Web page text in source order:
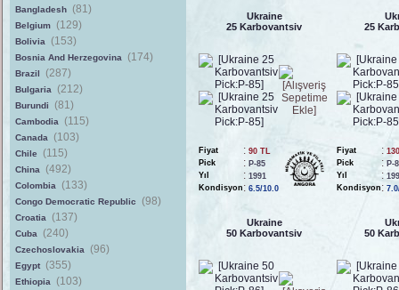
Bangladesh (81)
Belgium (129)
Bolivia (153)
Bosnia And Herzegovina (174)
Brazil (287)
Bulgaria (212)
Burundi (81)
Cambodia (115)
Canada (103)
Chile (115)
China (492)
Colombia (133)
Congo Democratic Republic (98)
Croatia (137)
Cuba (240)
Czechoslovakia (96)
Egypt (355)
Ethiopia (103)
Ukraine
25 Karbovantsiv
Fiyat : 90 TL
Pick
: P-85
Yıl
: 1991
Kondisyon : 6.5/10.0
25
Fiyat :
Pick
: P-
Yıl
:
Kondisyon :
Ukraine
50 Karbovantsiv
50